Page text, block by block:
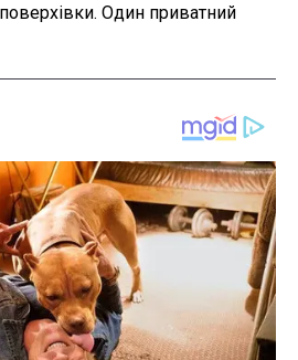
Один приватний